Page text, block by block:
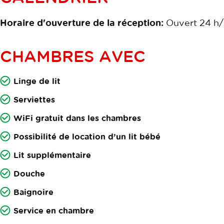
Horaire d'ouverture de la réception: Ouvert 24
CHAMBRES AVEC
Linge de lit
Serviettes
WiFi gratuit dans les chambres
Possibilité de location d’un lit bébé
Lit supplémentaire
Douche
Baignoire
Service en chambre